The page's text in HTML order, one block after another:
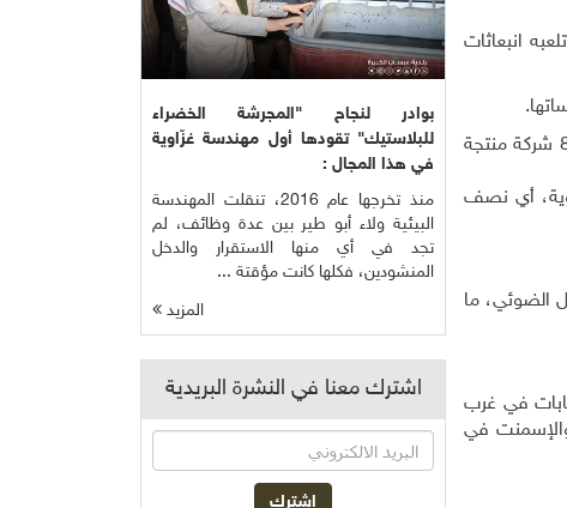
انبعاثات
.
وجمع الباحثون البيانات المرصودة ونماذج مناخية لتحديد حجم مساهمة انبعاثات غازي ثاني أكسيد الكربون والميثان من أكبر 88 شركة منتجة
الحرارة العالمية منذ بداية القرن العشرين بــ ـ0.5 درجة مئوية، أي نصف
الضوئي، ما
هكتار نتيجة حرائق الغابات في غرب
والإسمنت في
بوادر لنجاح "المجرشة الخضراء
للبلاستيك" تقودها أول مهندسة غزّاوية
في هذا المجال :
منذ تخرجها عام 2016، تنقلت المهندسة
البيئية ولاء أبو طير بين عدة وظائف، لم
تجد في أي منها الاستقرار والدخل
المنشودين، فكلها كانت مؤقتة ...
المزيد
اشترك معنا في النشرة البريدية